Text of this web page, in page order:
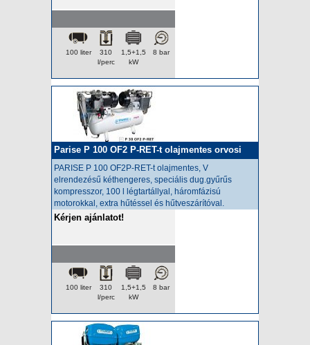
8 bar
1,5+1,5
kW
310
l/perc
100 liter
Parise P 100 OF2 P-RET-t olajmentes orvosi
kompresszor
PARISE P 100 OF2P-RET-t olajmentes, V
elrendezésű kéthengeres, speciális dug.gyűrűs
kompresszor, 100 l légtartállyal, háromfázisú
motorokkal, extra hűtéssel és hűtveszárítóval.
Kérjen ajánlatot!
8 bar
1,5+1,5
kW
310
l/perc
100 liter